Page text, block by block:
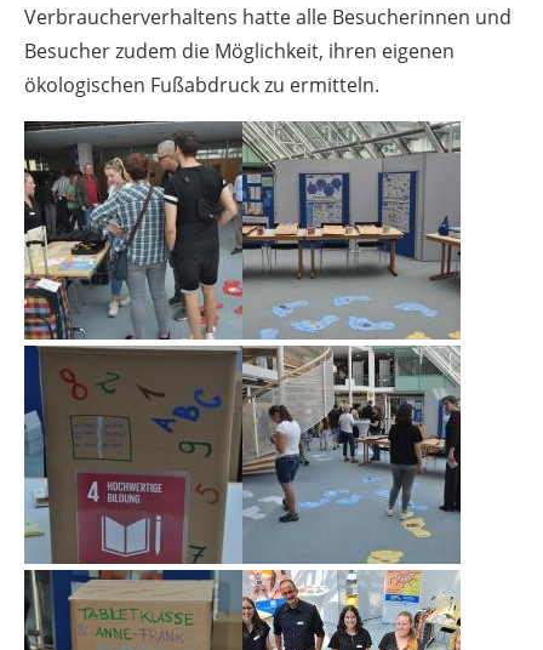
Verbraucherverhaltens hatte alle Besucherinnen und
Besucher zudem die Möglichkeit, ihren eigenen
ökologischen Fußabdruck zu ermitteln.